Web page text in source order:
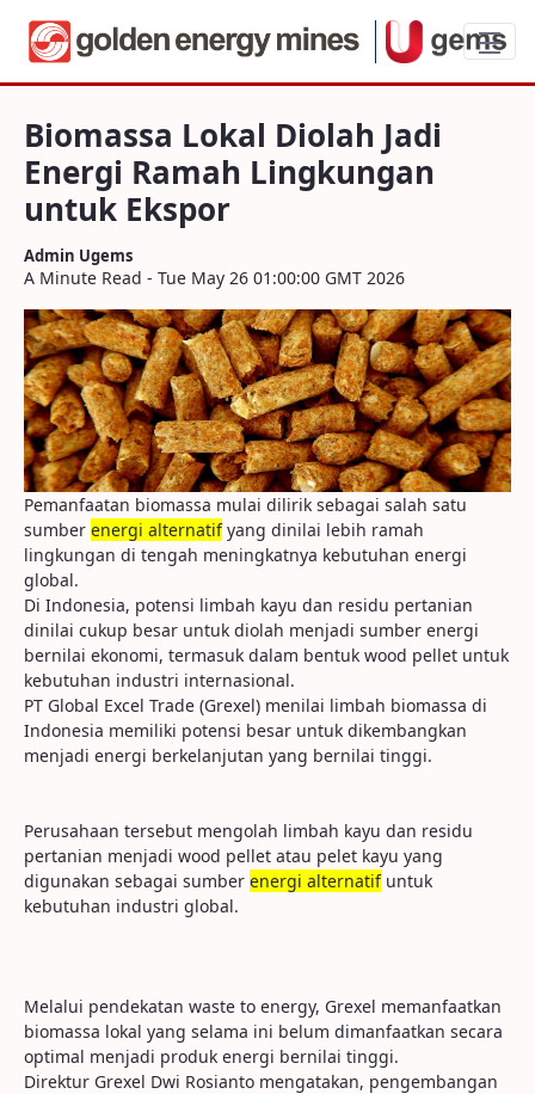
Biomassa Lokal Diolah Jadi Energi
Biomassa Lokal Diolah Jadi
Energi Ramah Lingkungan
untuk Ekspor
Admin Ugems
A Minute Read - Tue May 26 01:00:00 GMT 2026
Pemanfaatan biomassa mulai dilirik sebagai salah satu
sumber energi alternatifyang dinilai lebih ramah
lingkungan di tengah meningkatnya kebutuhan energi
global.
Di Indonesia, potensi limbah kayu dan residu pertanian
dinilai cukup besar untuk diolah menjadi sumber energi
bernilai ekonomi, termasuk dalam bentuk wood pellet untuk
kebutuhan industri internasional.
PT Global Excel Trade (Grexel) menilai limbah biomassa di
Indonesia memiliki potensi besar untuk dikembangkan
menjadi energi berkelanjutan yang bernilai tinggi.
Perusahaan tersebut mengolah limbah kayu dan residu
pertanian menjadi wood pellet atau pelet kayu yang
digunakan sebagai sumber energi alternatifuntuk
kebutuhan industri global.
Melalui pendekatan waste to energy, Grexel memanfaatkan
biomassa lokal yang selama ini belum dimanfaatkan secara
optimal menjadi produk energi bernilai tinggi.
Direktur Grexel Dwi Rosianto mengatakan, pengembangan